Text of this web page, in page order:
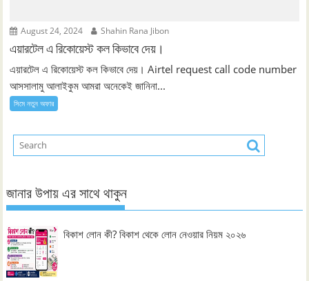
August 24, 2024 Shahin Rana Jibon
এয়ারটেল এ রিকোয়েস্ট কল কিভাবে দেয়।
এয়ারটেল এ রিকোয়েস্ট কল কিভাবে দেয়। Airtel request call code number
আসসালামু আলাইকুম আমরা অনেকেই জানিনা...
সিমে নতুন ‍অফার
জানার উপায় এর সাথে থাকুন
বিকাশ লোন কী? বিকাশ থেকে লোন নেওয়ার নিয়ম ২০২৬